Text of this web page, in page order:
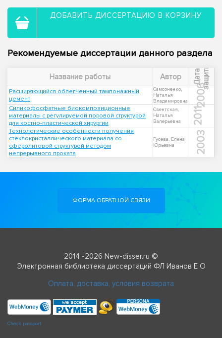
ДОБАВИТЬ ДИССЕРТАЦИЮ В КОРЗИНУ
Рекомендуемые диссертации данного раздела
Название работы Автор Д
а
т
а
з
а
щ
и
ты
Расширяющийся облегченный тампонажный
цемент
Самсоненко,
Наталья
Владимировна
2006
Силикофосфатные биокомпозиционные
материалы с регулируемой поровой структурой
для костно-пластической хирургии
Свентская,
Наталья
Валерьевна
2011
Технологические особенности получения
стеклокристаллического материала со
сферолитовой структурой методом
непрерывного проката
Гусева, Елена
Юрьевна
2003
ФОРМА ОБРАТНОЙ СВЯЗИ
2014 -2026 New-disser.ru ©
Электронная библиотека диссертаций ФЛ Иванов Е О
Оплата, доставка, условия возврата
Check passport